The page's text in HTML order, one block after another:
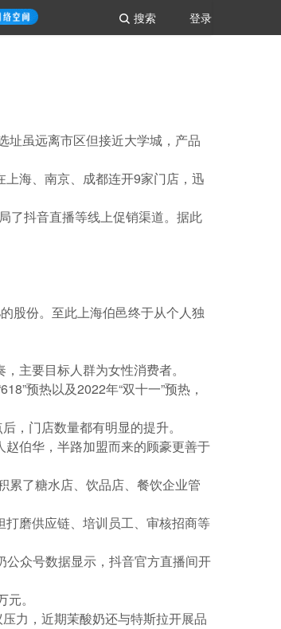
登录
搜索
址虽远离市区但接近大学城，产品
海、南京、成都连开9家门店，迅
抖音直播等线上促销渠道。 据此
股份。至此上海伯邑终于从个人独
主要目标人群为女性消费者。
预热以及2022年“双十一”预热，
，门店数量都有明显的提升。
伯华，半路加盟而来的顾豪更善于
累了糖水店、饮品店、餐饮企业管
磨供应链、培训员工、审核招商等
公众号数据显示，抖音官方直播间开
。
力，近期茉酸奶还与特斯拉开展品